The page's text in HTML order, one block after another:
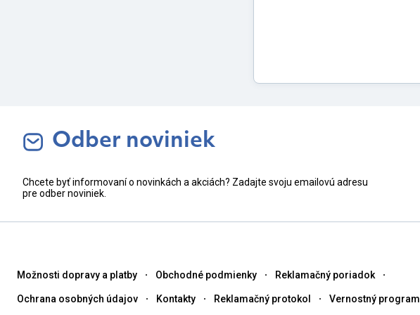
Odber noviniek
Chcete byť informovaní o novinkách a akciách? Zadajte svoju emailovú adresu
pre odber noviniek.
Možnosti dopravy a platby Obchodné podmienky Reklamačný poriadok
Ochrana osobných údajov Kontakty Reklamačný protokol Vernostný program